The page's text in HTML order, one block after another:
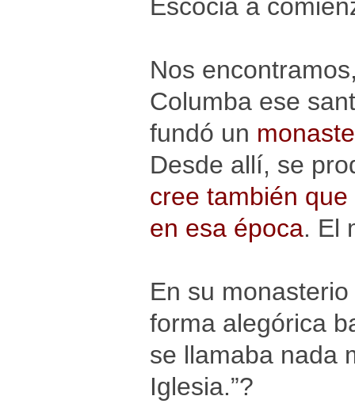
Escocia a
Nos
Columba ese
fundó un
Desde allí, se
cree también
en esa época. El
En su
forma alegórica
se llamaba nada
Iglesia.”?